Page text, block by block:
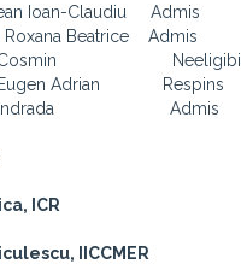
Ioan-Claudiu Admis
Roxana Beatrice Admis
Cosmin Neeligibil
Eugen Adrian Respins
Andrada Admis
ICR
IICCMER